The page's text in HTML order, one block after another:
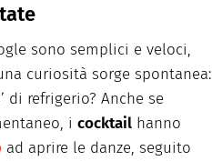
sono semplici e veloci,
curiosità sorge spontanea:
di refrigerio? Anche se
i cocktail hanno
ad aprire le danze, seguito